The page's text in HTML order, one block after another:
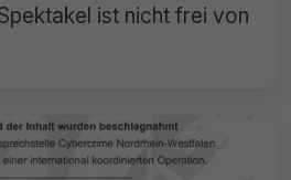
ist nicht frei von